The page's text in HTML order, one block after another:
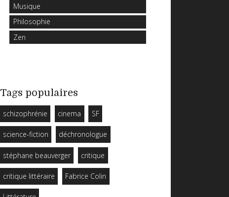
Musique
Philosophie
Zen
Tags populaires
schizophrénie cinema SF
science-fiction déchronologue
stéphane beauverger critique
critique littéraire Fabrice Colin